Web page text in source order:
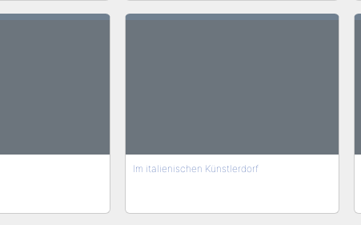
Im italienischen Künstlerdorf